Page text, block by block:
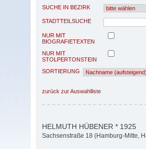
SUCHE IN BEZIRK
STADTTEILSUCHE
NUR MIT
BIOGRAFIETEXTEN
NUR MIT
STOLPERTONSTEIN
SORTIERUNG
zurück zur Auswahlliste
HELMUTH HÜBENER * 1925
Sachsenstraße 18 (Hamburg-Mitte,